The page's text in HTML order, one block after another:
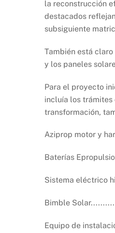
la reconstrucción
destacados
subsiguiente
También está
y los paneles
Para el proyecto
incluía los trámites
transformación,
Aziprop motor y
Baterías
Sistema eléctrico
Bimble
Equipo de